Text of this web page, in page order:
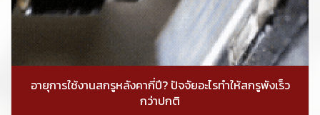
อายุการใช้งานสกรูหลังคากี่ปี? ปัจจัยอะไรทำให้สกรูพังเร็ว
กว่าปกติ